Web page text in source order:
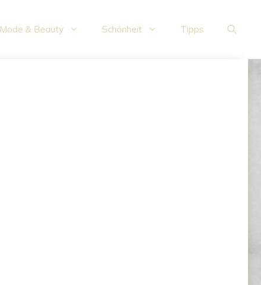
Mode & Beauty Schönheit Tipps